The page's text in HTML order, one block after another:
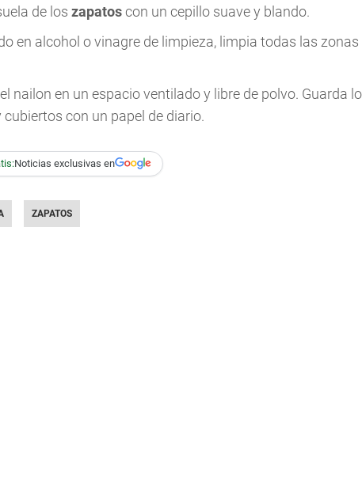
de los zapatoscon un cepillo suave y blando.
en alcohol o vinagre de limpieza, limpia todas las zonas
nailon en un espacio ventilado y libre de polvo. Guarda
con un papel de diario.
Noticias exclusivas en
ZAPATOS